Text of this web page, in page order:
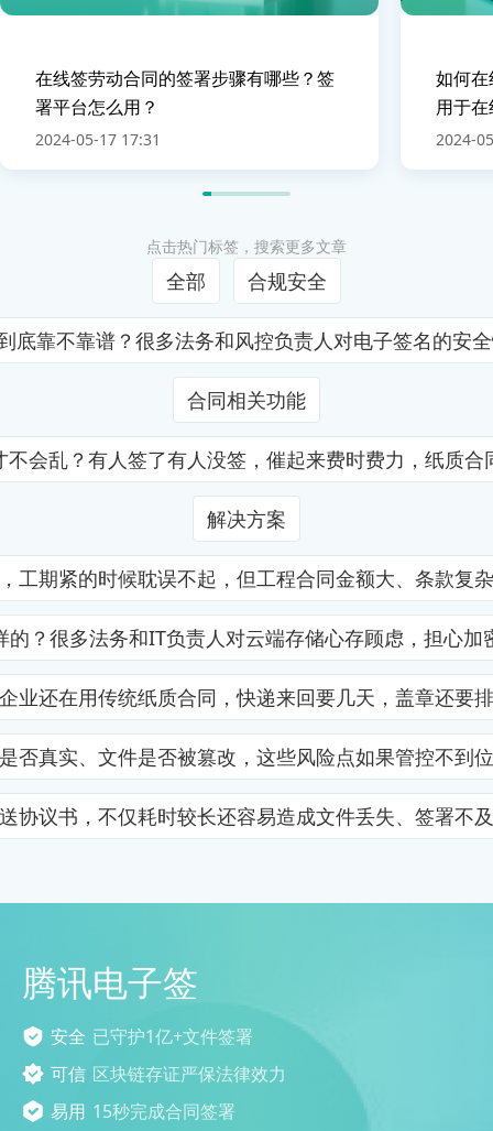
在线签劳动合同的签署步骤有哪些？签
署平台怎么用？
2024-05-17 17:31
如何
用于
2024-
点击热门标签，搜索更多文章
全部 合规安全
靠不靠谱？很多法务和风控负责人对电子签名的
合同相关功能
会乱？有人签了有人没签，催起来费时费力，纸质
解决方案
期紧的时候耽误不起，但工程合同金额大、条款
很多法务和IT负责人对云端存储心存顾虑，担
还在用传统纸质合同，快递来回要几天，盖章还
真实、文件是否被篡改，这些风险点如果管控不
议书，不仅耗时较长还容易造成文件丢失、签署
腾讯电子签
安全 已守护1亿+文件签署
可信 区块链存证严保法律效力
易用 15秒完成合同签署